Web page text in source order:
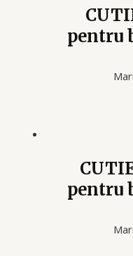
pentru
pentru